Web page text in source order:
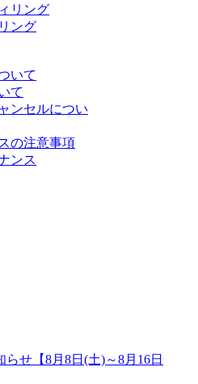
リング
ング
いて
て
ンセルについ
の注意事項
ンス
せ【8月8日(土)～8月16日